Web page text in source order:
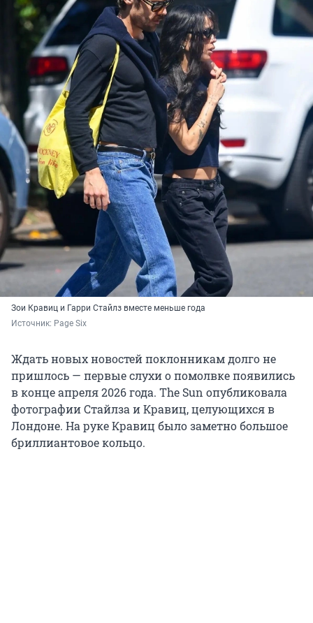
Зои Кравиц и Гарри Стайлз вместе меньше года
Источник: Page Six
Ждать новых новостей поклонникам долго не
пришлось — первые слухи о помолвке появились
в конце апреля 2026 года. The Sun опубликовала
фотографии Стайлза и Кравиц, целующихся в
Лондоне. На руке Кравиц было заметно большое
бриллиантовое кольцо.